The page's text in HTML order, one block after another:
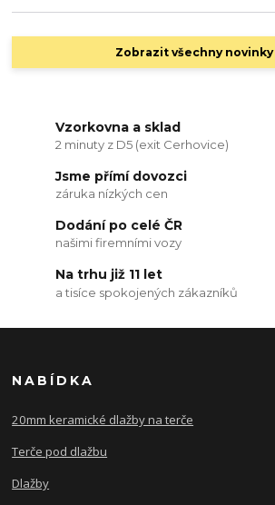
Zobrazit všechny novinky
Vzorkovna a sklad
2 minuty z D5 (exit Cerhovice)
Jsme přímí dovozci
záruka nízkých cen
Dodání po celé ČR
našimi firemními vozy
Na trhu již 11 let
a tisíce spokojených zákazníků
NABÍDKA
20mm keramické dlažby na terče
Terče pod dlažbu
Dlažby